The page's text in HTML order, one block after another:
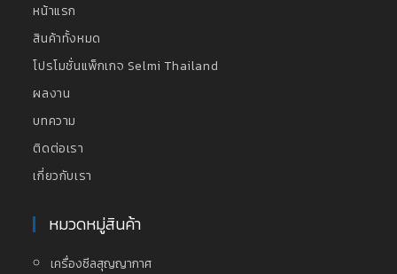
หน้าแรก
สินค้าทั้งหมด
โปรโมชั่นแพ็กเกจ Selmi Thailand
ผลงาน
บทความ
ติดต่อเรา
เกี่ยวกับเรา
หมวดหมู่สินค้า
เครื่องซีลสุญญากาศ